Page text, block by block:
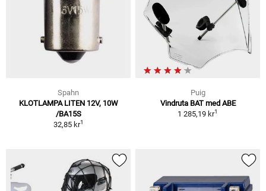
Spahn
KLOTLAMPA LITEN 12V, 10W
/BA15S
32,85 kr1
Puig
Vindruta BAT med ABE
1 285,19 kr1